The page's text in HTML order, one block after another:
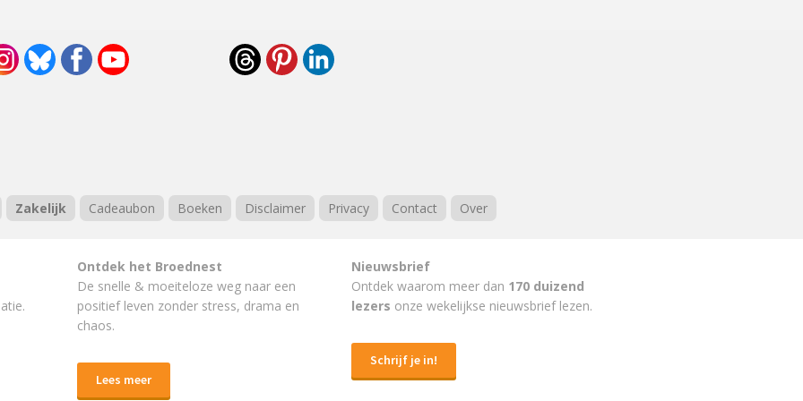
Zakelijk Cadeaubon Boeken Disclaimer Privacy Contact Over
Ontdek het Broednest
De snelle & moeiteloze weg naar een
positief leven zonder stress, drama en
chaos.
Lees meer
Nieuwsbrief
Ontdek waarom meer dan 170 duizend
lezers onze wekelijkse nieuwsbrief lezen.
Schrijf je in!